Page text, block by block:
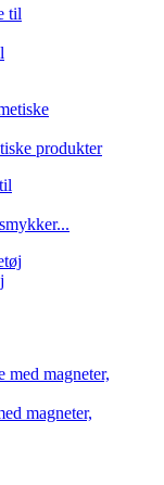
produkter
magneter,